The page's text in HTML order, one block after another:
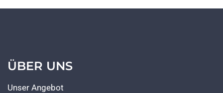
ÜBER UNS
Unser Angebot